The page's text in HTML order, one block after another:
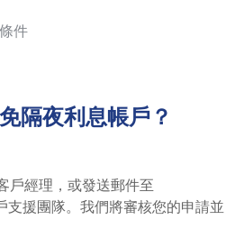
件
隔夜利息帳戶？
戶經理，或發送郵件至
支援團隊。我們將審核您的申請並